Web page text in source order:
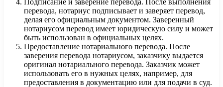
перевода, нотариус подписывает и заверяет перевод,
делая его официальным документом. Заверенный
нотариусом перевод имеет юридическую силу и может
быть использован в официальных целях.
Предоставление нотариального перевода. После
заверения перевода нотариусом, заказчику выдается
оригинал нотариального перевода. Заказчик может
использовать его в нужных целях, например, для
предоставления в документацию или для подачи в суд.